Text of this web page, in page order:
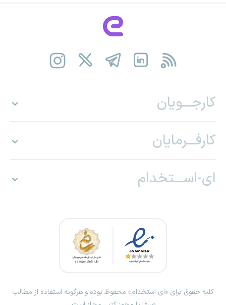
کارجـــویان
کارفـــرمایان
ای-اســـتخدام
کلیه حقوق برای «ای استخدام» محفوظ بوده و هرگونه استفاده از مطالب